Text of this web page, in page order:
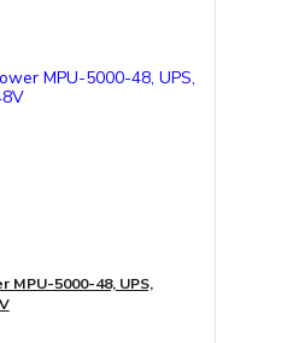
MPU-5000-48, UPS,